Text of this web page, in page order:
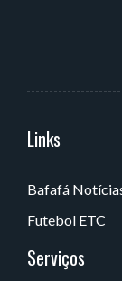
Links
Bafafá
Futebol ETC
Serviços
Serviços